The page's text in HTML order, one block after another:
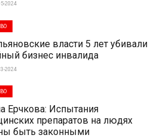
2024
власти 5 лет убивали
бизнес инвалида
2024
Ерчкова: Испытания
препаратов на людях
быть законными